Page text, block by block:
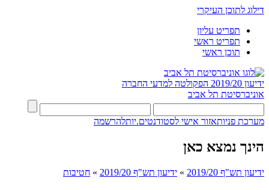
דילוג לתוכן העיקרי
תפריט עליון
תפריט ראשי
תוכן ראשי
ידיעון 2019/20
הפקולטה למדעי החברה
אוניברסיטת תל אביב
מערכת פניותאזור אישי לסטודנטים.יותלהרשמה
הינך נמצא כאן
ידיעון תש"ף 2019/20 » ידיעון תש"ף 2019/20 » חטיבות